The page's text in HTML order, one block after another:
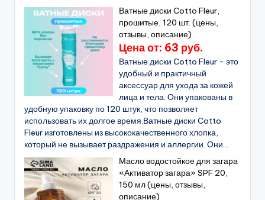
Ватные диски Cotto Fleur,
прошитые, 120 шт. (цены,
отзывы, описание)
Цена от: 63 руб.
Ватные диски Cotto Fleur - это
удобный и практичный
аксессуар для ухода за кожей
лица и тела. Они упакованы в
удобную упаковку по 120 штук, что позволяет
использовать их долгое время.Ватные диски Cotto
Fleur изготовлены из высококачественного хлопка,
который не вызывает раздражения и аллергии. Они...
Масло водостойкое для загара
«Активатор загара» SPF 20,
150 мл (цены, отзывы,
описание)